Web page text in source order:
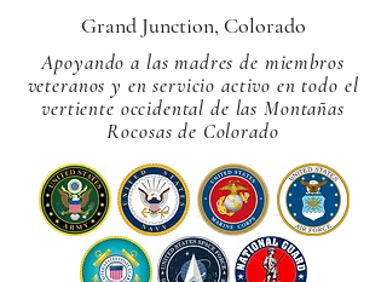
Grand Junction, Colorado
Apoyando a las madres de miembros
veteranos y en servicio activo en todo el
vertiente occidental de las Montañas
Rocosas de Colorado